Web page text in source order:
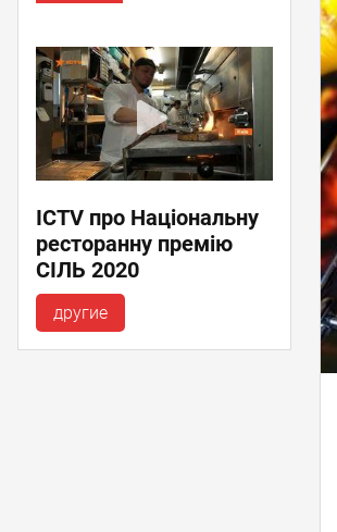
ICTV про Національну
ресторанну премію
СІЛЬ 2020
другие